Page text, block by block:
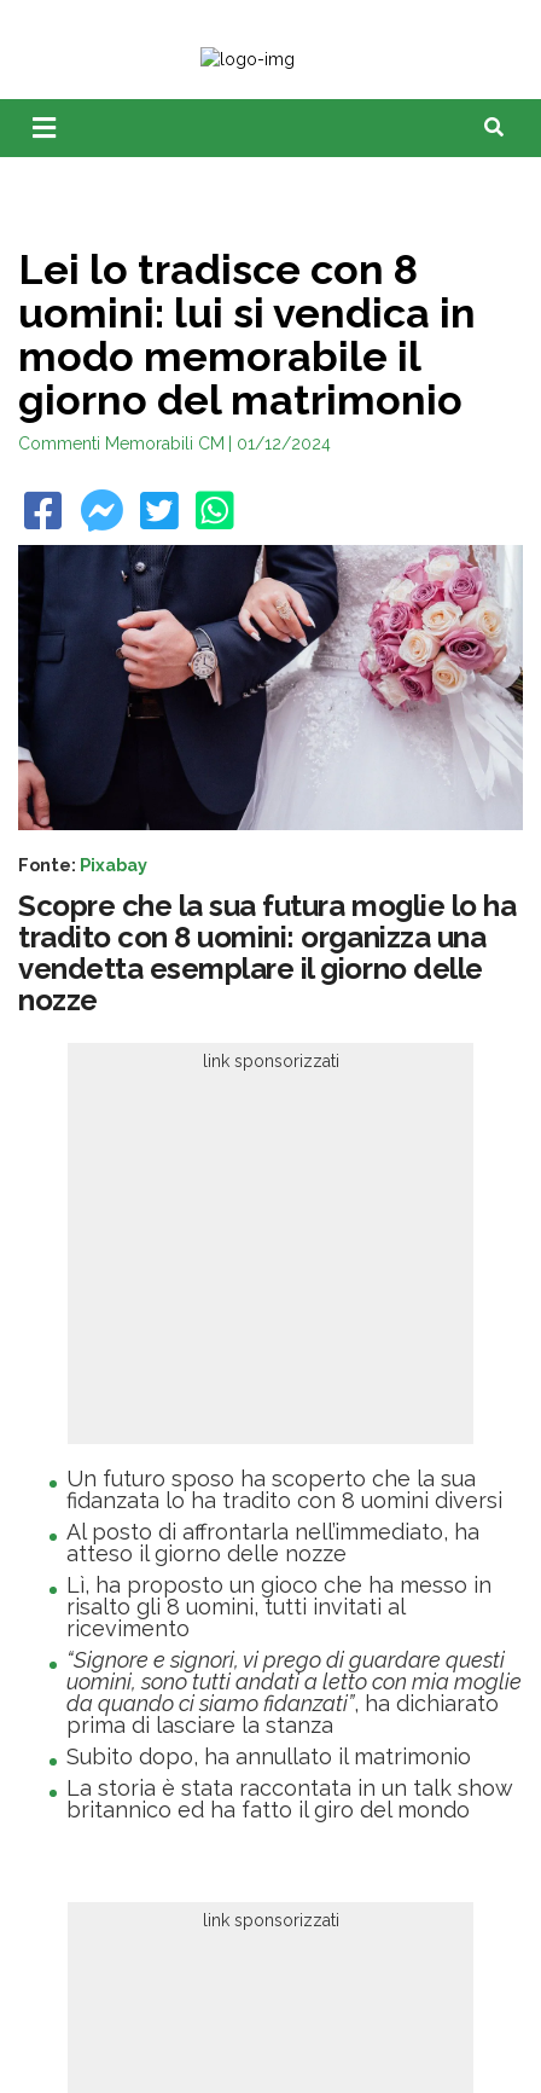
Lei lo tradisce con 8
uomini: lui si vendica in
modo memorabile il
giorno del matrimonio
Commenti Memorabili CM | 01/12/2024
Fonte: Pixabay
Scopre che la sua futura moglie lo ha
tradito con 8 uomini: organizza una
vendetta esemplare il giorno delle
nozze
Un futuro sposo ha scoperto che la sua
fidanzata lo ha tradito con 8 uomini diversi
Al posto di affrontarla nell’immediato, ha
atteso il giorno delle nozze
Lì, ha proposto un gioco che ha messo in
risalto gli 8 uomini, tutti invitati al
ricevimento
“Signore e signori, vi prego di guardare questi
uomini, sono tutti andati a letto con mia moglie
da quando ci siamo fidanzati”, ha dichiarato
prima di lasciare la stanza
Subito dopo, ha annullato il matrimonio
La storia è stata raccontata in un talk show
britannico ed ha fatto il giro del mondo